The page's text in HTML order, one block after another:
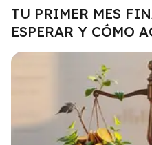
TU PRIMER MES
ESPERAR Y CÓMO